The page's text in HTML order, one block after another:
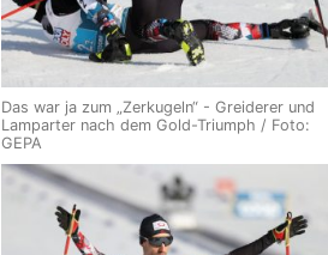
Das war ja zum „Zerkugeln“ - Greiderer und
Lamparter nach dem Gold-Triumph / Foto:
GEPA